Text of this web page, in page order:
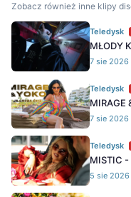
Zobacz również inne klipy
Teledysk
MŁODY
7 sie 2026
Teledysk
MIRAGE
7 sie 2026
Teledysk
MISTIC -
5 sie 2026